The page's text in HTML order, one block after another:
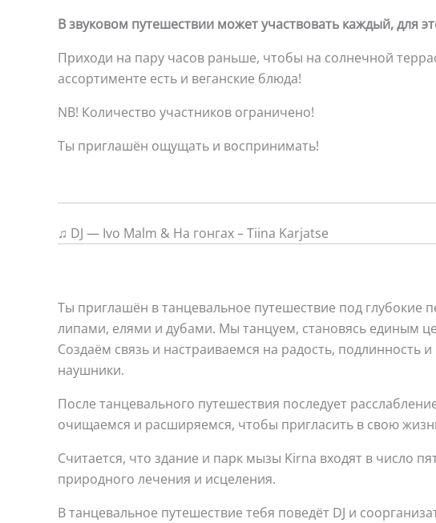
В звуковом путешествии может участвовать каждый, для
Приходи на пару часов раньше, чтобы на солнечной
ассортименте есть и веганские блюда!
NB! Количество участников ограничено!
Ты приглашён ощущать и воспринимать!
♫ DJ — Ivo Malm & На гонгах – Tiina Karjatse
Ты приглашён в танцевальное путешествие под
липами, елями и дубами. Мы танцуем, становясь единым
Создаём связь и настраиваемся на радость,
наушники.
После танцевального путешествия последует
очищаемся и расширяемся, чтобы пригласить в свою
Считается, что здание и парк мызы Kirna входят в число
природного лечения и исцеления.
В танцевальное путешествие тебя поведёт DJ и